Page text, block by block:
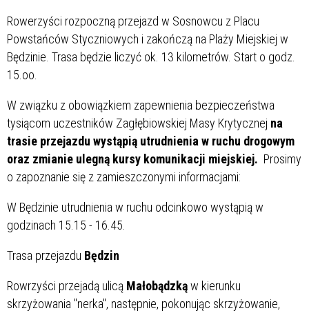
Rowerzyści rozpoczną przejazd w Sosnowcu z Placu
Powstańców Styczniowych i zakończą na Plaży Miejskiej w
Będzinie. Trasa będzie liczyć ok. 13 kilometrów. Start o godz.
15.oo.
W związku z obowiązkiem zapewnienia bezpieczeństwa
tysiącom uczestników Zagłębiowskiej Masy Krytycznej na
trasie przejazdu wystąpią utrudnienia w ruchu drogowym
oraz zmianie ulegną kursy komunikacji miejskiej. Prosimy
o zapoznanie się z zamieszczonymi informacjami:
W Będzinie utrudnienia w ruchu odcinkowo wystąpią w
godzinach 15.15 - 16.45.
Trasa przejazdu Będzin
Rowrzyści przejadą ulicą Małobądzkąw kierunku
skrzyżowania "nerka", następnie, pokonując skrzyżowanie,